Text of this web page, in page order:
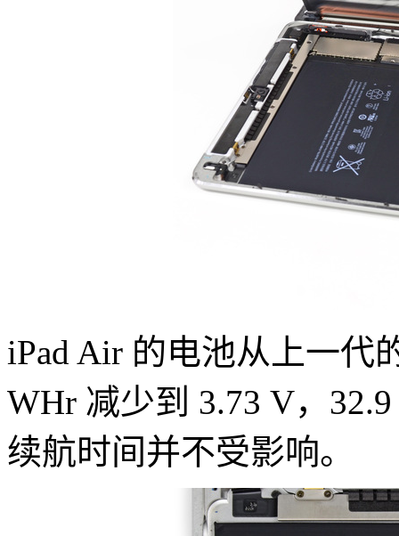
iPad Air 的电池从上一代
WHr 减少到 3.73 V，
续航时间并不受影响。